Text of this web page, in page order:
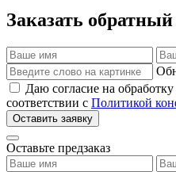
Заказать
Даю согласие на
соответствии с Политикой
Оставить заявку
Оставьте предзаказ